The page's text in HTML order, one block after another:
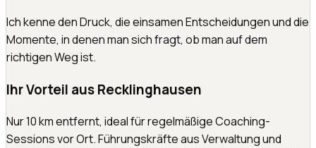
Ich kenne den Druck, die einsamen Entscheidungen und die
Momente, in denen man sich fragt, ob man auf dem
richtigen Weg ist.
Ihr Vorteil aus Recklinghausen
Nur 10 km entfernt, ideal für regelmäßige Coaching-
Sessions vor Ort. Führungskräfte aus Verwaltung und